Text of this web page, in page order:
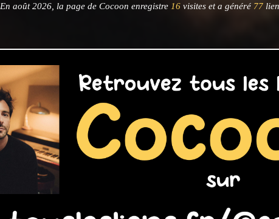
En août 2026, la page de Cocoon enregistre 16 visites et a généré 77